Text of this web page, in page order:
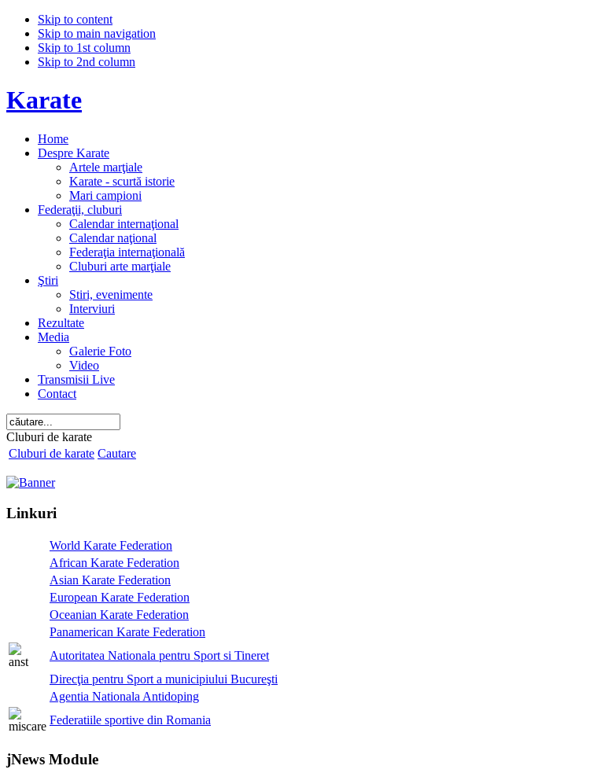
Skip to content
Skip to main navigation
Skip to 1st column
Skip to 2nd column
Karate
Home
Despre Karate
Artele marţiale
Karate - scurtă istorie
Mari campioni
Federaţii, cluburi
Calendar internaţional
Calendar naţional
Federaţia internaţională
Cluburi arte marţiale
Ştiri
Stiri, evenimente
Interviuri
Rezultate
Media
Galerie Foto
Video
Transmisii Live
Contact
Cluburi de karate
Cluburi de karate Cautare
Linkuri
World Karate Federation
African Karate Federation
Asian Karate Federation
European Karate Federation
Oceanian Karate Federation
Panamerican Karate Federation
Autoritatea Nationala pentru Sport si Tineret
Direcţia pentru Sport a municipiului Bucureşti
Agentia Nationala Antidoping
Federatiile sportive din Romania
jNews Module